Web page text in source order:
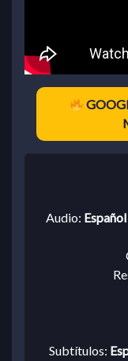
Audio:
Subtítulos: